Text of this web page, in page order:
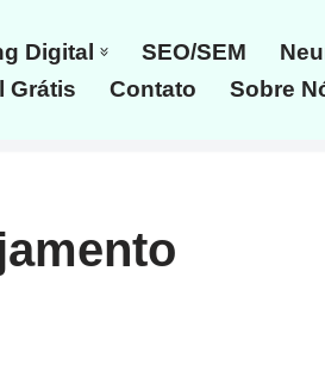
Digital SEO/SEM
Grátis
Contato Sobre